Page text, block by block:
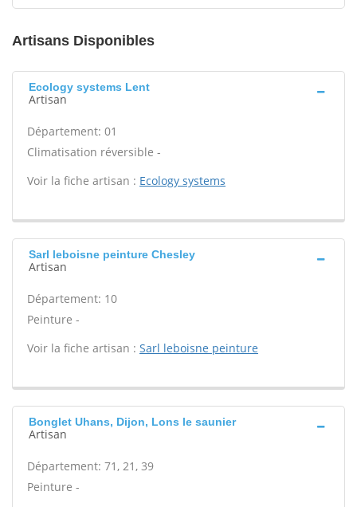
Artisans Disponibles
Ecology systems Lent
Artisan
Département: 01
Climatisation réversible -
Voir la fiche artisan : Ecology systems
Sarl leboisne peinture Chesley
Artisan
Département: 10
Peinture -
Voir la fiche artisan : Sarl leboisne peinture
Bonglet Uhans, Dijon, Lons le saunier
Artisan
Département: 71, 21, 39
Peinture -